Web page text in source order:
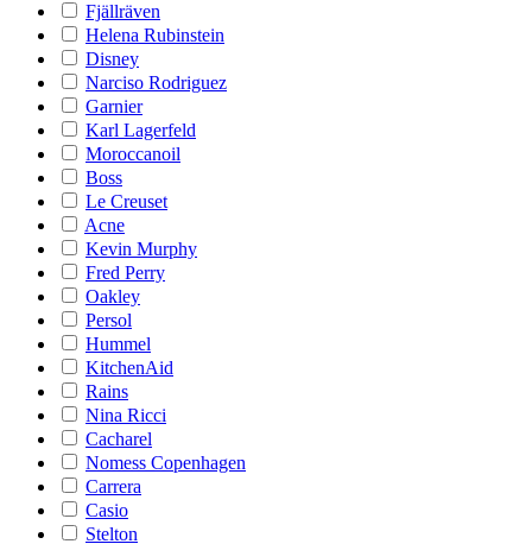
Fjällräven
Helena Rubinstein
Disney
Narciso Rodriguez
Garnier
Karl Lagerfeld
Moroccanoil
Boss
Le Creuset
Acne
Kevin Murphy
Fred Perry
Oakley
Persol
Hummel
KitchenAid
Rains
Nina Ricci
Cacharel
Nomess Copenhagen
Carrera
Casio
Stelton